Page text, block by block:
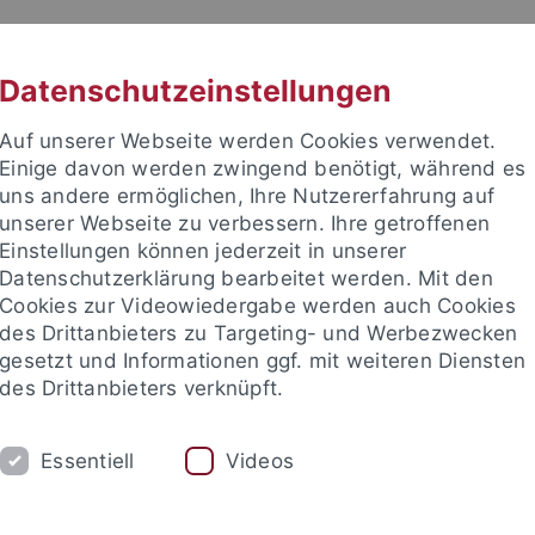
Ethik in den
PUBLIKATIONEN
Technikphilosophie & KI
Datenschutzeinstellungen
Auf unserer Webseite werden Cookies verwendet.
Einige davon werden zwingend benötigt, während es
uns andere ermöglichen, Ihre Nutzererfahrung auf
unserer Webseite zu verbessern. Ihre getroffenen
Einstellungen können jederzeit in unserer
Datenschutzerklärung bearbeitet werden. Mit den
Cookies zur Videowiedergabe werden auch Cookies
des Drittanbieters zu Targeting- und Werbezwecken
gesetzt und Informationen ggf. mit weiteren Diensten
des Drittanbieters verknüpft.
Essentiell Videos